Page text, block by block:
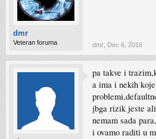
dmr
Veteran foruma dmr Dec 6, 2016
pa takve i
a ima i nekih
jbga rizik jeste
nemam sada
i ovamo raditi u